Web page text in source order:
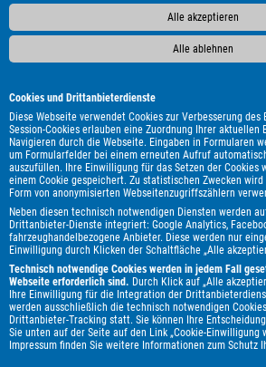
Alle akzeptieren
Alle ablehnen
Cookies und Drittanbieterdienste
Diese Webseite verwendet Cookies zur Verbesserung des
Session-Cookies erlauben eine Zuordnung Ihrer aktuellen
Navigieren durch die Webseite. Eingaben in Formularen
um Formularfelder bei einem erneuten Aufruf
auszufüllen. Ihre Einwilligung für das Setzen der Cookies
einem Cookie gespeichert. Zu statistischen Zwecken
Form von anonymisierten Webseitenzugriffszählern
Neben diesen technisch notwendigen Diensten werden
Drittanbieter-Dienste integriert: Google Analytics,
fahrzeughandelbezogene Anbieter. Diese werden nur
Einwilligung durch Klicken der Schaltfläche „Alle
Technisch notwendige Cookies werden in jedem Fall
Webseite erforderlich sind. Durch Klick auf „Alle
Ihre Einwilligung für die Integration der
werden ausschließlich die technisch notwendigen
Drittanbieter-Tracking statt. Sie können Ihre
Sie unten auf der Seite auf den Link „Cookie-Einwilligung
Impressum finden Sie weitere Informationen zum Schutz
1 von 15.000